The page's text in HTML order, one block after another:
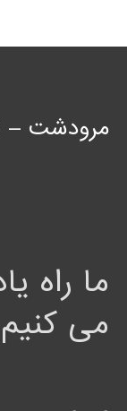
مرودشت – 22 بهمن شمالی
ما راه
می کنیم